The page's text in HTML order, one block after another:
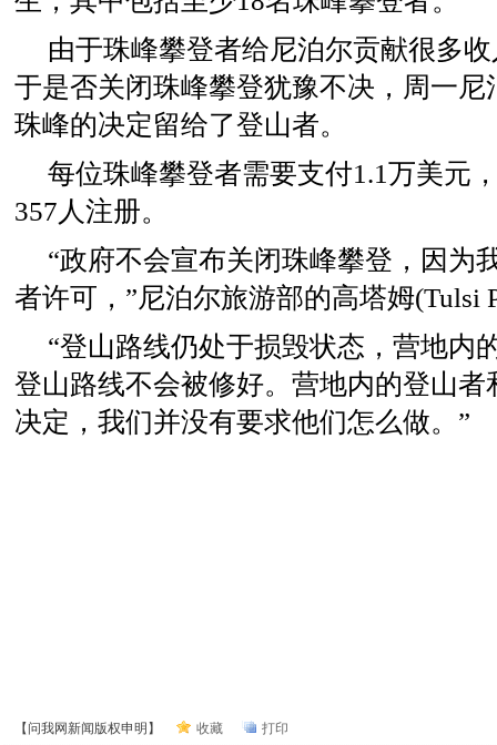
由于珠峰攀登者给尼泊尔贡献很多
于是否关闭珠峰攀登犹豫不决，周一尼
珠峰的决定留给了登山者。
每位珠峰攀登者需要支付1.1万美元
357人注册。
“政府不会宣布关闭珠峰攀登，因为
者许可，”尼泊尔旅游部的高塔姆(Tulsi
“登山路线仍处于损毁状态，营地内
登山路线不会被修好。营地内的登山者
决定，我们并没有要求他们怎么做。”
【问我网新闻版权申明】 收藏 打印